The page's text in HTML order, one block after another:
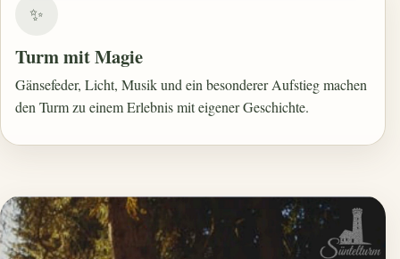
✨
Turm mit Magie
Gänsefeder, Licht, Musik und ein besonderer Aufstieg machen
den Turm zu einem Erlebnis mit eigener Geschichte.